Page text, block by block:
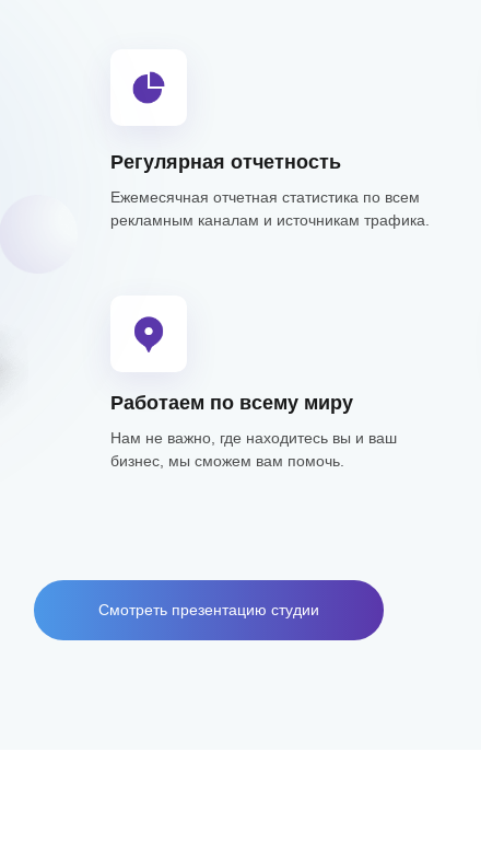
Работаем по всему миру
Нам не важно, где находитесь вы и ваш
бизнес, мы сможем вам помочь.
Регулярная отчетность
Ежемесячная отчетная статистика по всем
рекламным каналам и источникам трафика.
Смотреть презентацию студии